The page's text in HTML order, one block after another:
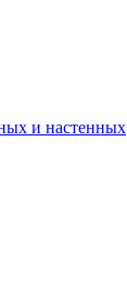
и настенных